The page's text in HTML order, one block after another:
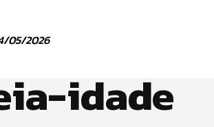
05/2026
idade